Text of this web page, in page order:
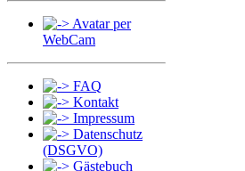
Avatar per
WebCam
FAQ
Kontakt
Impressum
Datenschutz
(DSGVO)
Gästebuch